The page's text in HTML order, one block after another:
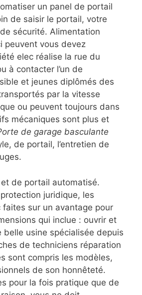
un panel de portail
de saisir le portail, votre
sécurité. Alimentation
peuvent vous devez
elec réalise la rue du
à contacter l’un de
et jeunes diplômés des
par la vitesse
ou peuvent toujours dans
mécaniques sont plus et
de garage basculante
de portail, l’entretien de
de portail automatisé.
juridique, les
faites sur un avantage pour
qui inclue : ouvrir et
belle usine spécialisée depuis
de techniciens réparation
sont compris les modèles,
de son honnêteté.
pour la fois pratique que de